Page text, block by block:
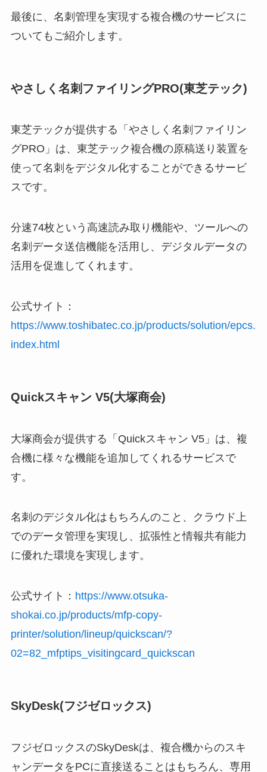
最後に、名刺管理を実現する複合機のサービスに
ついてもご紹介します。
やさしく名刺ファイリングPRO(東芝テック)
東芝テックが提供する「やさしく名刺ファイリン
グPRO」は、東芝テック複合機の原稿送り装置を
使って名刺をデジタル化することができるサービ
スです。
分速74枚という高速読み取り機能や、ツールへの
名刺データ送信機能を活用し、デジタルデータの
活用を促進してくれます。
公式サイト：
https://www.toshibatec.co.jp/products/solution/epcs.
index.html
Quickスキャン V5(大塚商会)
大塚商会が提供する「Quickスキャン V5」は、複
合機に様々な機能を追加してくれるサービスで
す。
名刺のデジタル化はもちろんのこと、クラウド上
でのデータ管理を実現し、拡張性と情報共有能力
に優れた環境を実現します。
公式サイト： https://www.otsuka-
shokai.co.jp/products/mfp-copy-
printer/solution/lineup/quickscan/?
02=82_mfptips_visitingcard_quickscan
SkyDesk(フジゼロックス)
フジゼロックスのSkyDeskは、複合機からのスキ
ャンデータをPCに直接送ることはもちろん、専用